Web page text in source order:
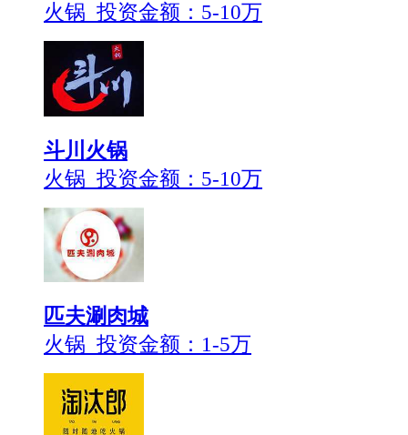
火锅 投资金额： 5-10万
斗川火锅
火锅 投资金额： 5-10万
匹夫涮肉城
火锅 投资金额： 1-5万